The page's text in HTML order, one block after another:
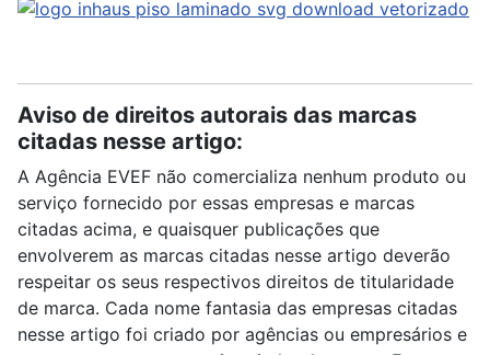
Aviso de direitos autorais das marcas
citadas nesse artigo:
A Agência EVEF não comercializa nenhum produto ou
serviço fornecido por essas empresas e marcas
citadas acima, e quaisquer publicações que
envolverem as marcas citadas nesse artigo deverão
respeitar os seus respectivos direitos de titularidade
de marca. Cada nome fantasia das empresas citadas
nesse artigo foi criado por agências ou empresários e